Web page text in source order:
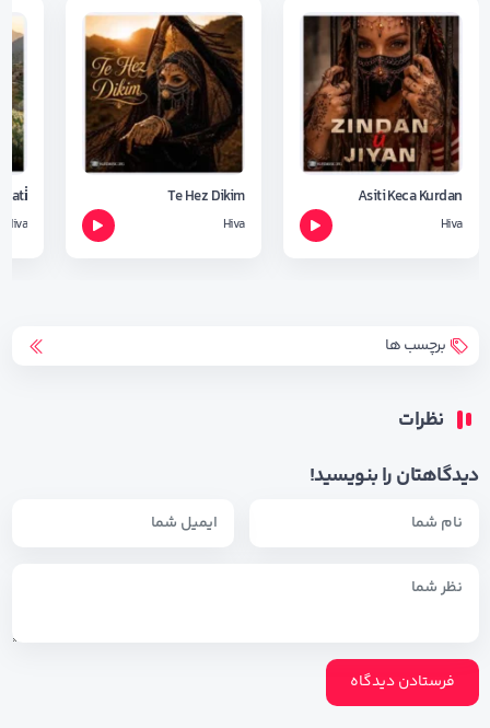
Asiti Keca Kurdan
Hiva
Te Hez Dikim
Hiva
Hiva
برچسب ها
نظرات
دیدگاهتان را بنویسید!